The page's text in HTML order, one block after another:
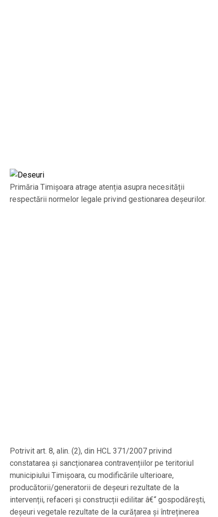
Primăria Timișoara atrage atenția asupra necesității
respectării normelor legale privind gestionarea deșeurilor.
Potrivit art. 8, alin. (2), din HCL 371/2007 privind
constatarea și sancționarea contravențiilor pe teritoriul
municipiului Timișoara, cu modificările ulterioare,
producătorii/generatorii de deșeuri rezultate de la
intervenții, refaceri și construcții edilitar â€“ gospodărești,
deșeuri vegetale rezultate de la curățarea și întreținerea